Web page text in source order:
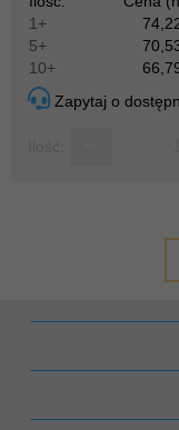
1+
5+
10+
Zapytaj o